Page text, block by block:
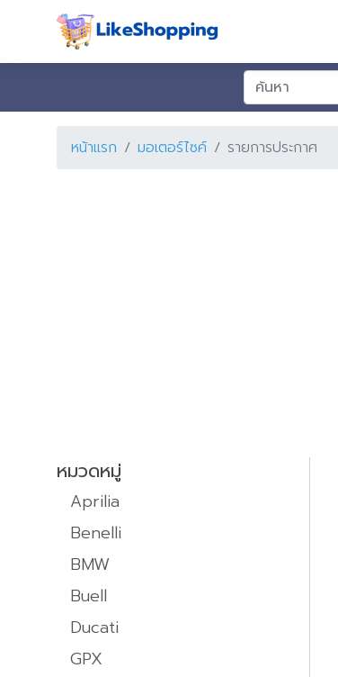
หน้าแรก มอเตอร์ไซค์ รายการประกาศ
หมวดหมู่
Aprilia
Benelli
BMW
Buell
Ducati
GPX